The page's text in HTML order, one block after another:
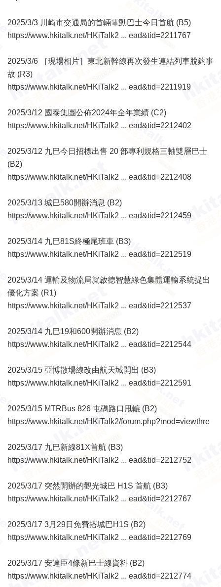
2025/3/3 川崎市交通局的首輛電動巴士今日首航 (B5)
https://www.hkitalk.net/HKiTalk2 ... ead&tid=2211767
2025/3/6 ［現場相片］東北新幹線再次發生連結列車脫鈎事
故 (R3)
https://www.hkitalk.net/HKiTalk2 ... ead&tid=2211919
2025/3/12 國泰集團公佈2024年全年業績 (C2)
https://www.hkitalk.net/HKiTalk2 ... ead&tid=2212402
2025/3/12 九巴今日招標出售 20 部專利規格三軸雙層巴士
(B2)
https://www.hkitalk.net/HKiTalk2 ... ead&tid=2212408
2025/3/13 城巴580開辦消息 (B2)
https://www.hkitalk.net/HKiTalk2 ... ead&tid=2212459
2025/3/14 九巴81S終極尾班車 (B3)
https://www.hkitalk.net/HKiTalk2 ... ead&tid=2212519
2025/3/14 運輸及物流局就啟德智慧綠色集體運輸系統提出
優化方案 (R1)
https://www.hkitalk.net/HKiTalk2 ... ead&tid=2212537
2025/3/14 九巴19和600開辦消息 (B2)
https://www.hkitalk.net/HKiTalk2 ... ead&tid=2212544
2025/3/15 亞博散場線改由航天城開出 (B3)
https://www.hkitalk.net/HKiTalk2 ... ead&tid=2212591
2025/3/15 MTRBus 826 屯碼路口甩轆 (B2)
https://www.hkitalk.net/HKiTalk2/forum.php?mod=viewthre
2025/3/17 九巴新線81X首航 (B3)
https://www.hkitalk.net/HKiTalk2 ... ead&tid=2212752
2025/3/17 突然開辦的觀光城巴 H1S 首航 (B3)
https://www.hkitalk.net/HKiTalk2 ... ead&tid=2212767
2025/3/17 3月29日免費搭城巴H1S (B2)
https://www.hkitalk.net/HKiTalk2 ... ead&tid=2212769
2025/3/17 安達臣4條新巴士線資料 (B2)
https://www.hkitalk.net/HKiTalk2 ... ead&tid=2212774